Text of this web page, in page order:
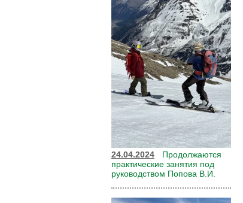
24.04.2024
Продолжаются
практические занятия под
руководством Попова В.И.